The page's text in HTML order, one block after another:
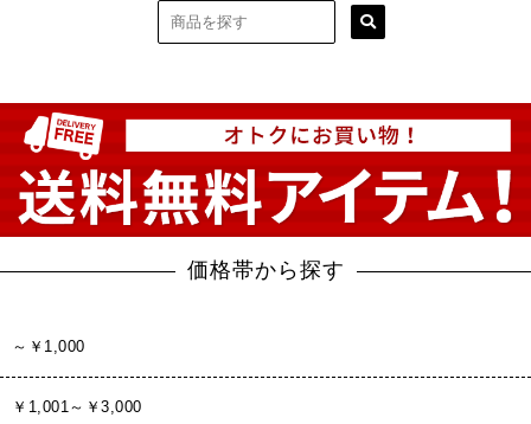
価格帯から探す
～￥1,000
￥1,001～￥3,000